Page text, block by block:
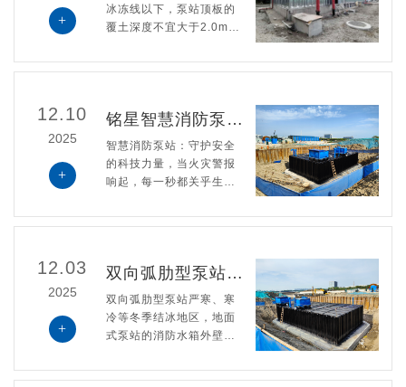
+
冰冻线以下，泵站顶板的
覆土深度不宜大于2.0m，
气设备散热的通风设施，
境或气候潮湿条件下，泵
12.10
2025
+
铭星智慧消防泵站的优势介绍？
智慧消防泵站：守护安全
的科技力量，当火灾警报
响起，每一秒都关乎生
以科技重构安全防线！24
形。
12.03
2025
+
双向弧肋型泵站冬季是如何实现保温的？
双向弧肋型泵站​严寒、寒
冷等冬季结冰地区，地面
式泵站的消防水箱外壁应
泵站的消防水箱宜埋设在